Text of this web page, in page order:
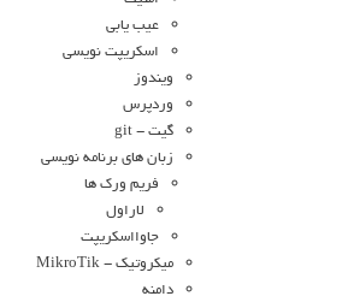
عیب یابی
اسکریپت نویسی
ویندوز
وردپرس
گیت - git
زبان های برنامه نویسی
فریم ورک ها
لاراول
جاوااسکریپت
میکروتیک - MikroTik
دامنه